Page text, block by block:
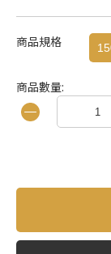
商品規格
商品數量: